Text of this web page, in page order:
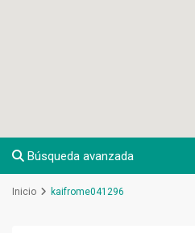
Búsqueda avanzada
Inicio kaifrome041296